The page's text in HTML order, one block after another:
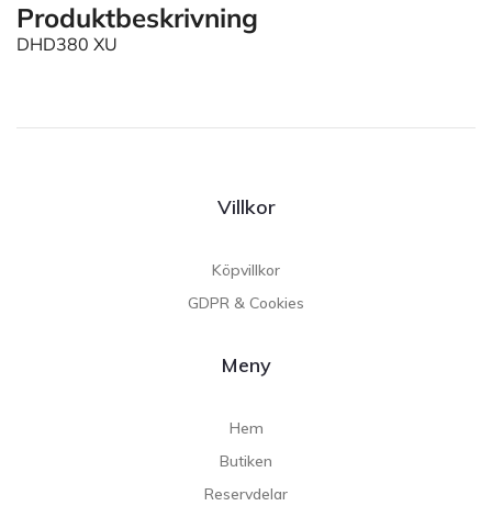
Produktbeskrivning
DHD380 XU
Villkor
Köpvillkor
GDPR & Cookies
Meny
Hem
Butiken
Reservdelar